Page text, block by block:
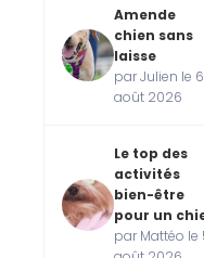
Amende
chien sans
laisse
par Julien le 6
août 2026
Le top des
activités
bien-être
pour un
par Mattéo le